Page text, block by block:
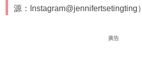
源：Instagram@jennifertsetingting）
廣告